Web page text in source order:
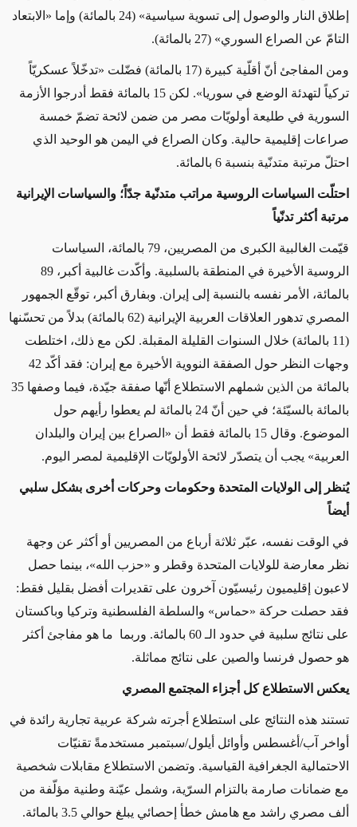
إطلاق النار والوصول إلى تسوية سياسية» (24 بالمائة) وإما «الابتعاد
التامّ عن الصراع السوري» (27 بالمائة).
ومن المفاجئ أنّ أقلّية كبيرة (17 بالمائة) فضّلت «تدخّلاً عسكريّاً
تركياً لتهدئة الوضع في سوريا». لكن 15 بالمائة فقط أدرجوا الأزمة
السورية في طليعة أولويّات مصر من ضمن لائحة تضمّ خمسة
صراعات إقليمية حالية. وكان الصراع في اليمن هو الوحيد الذي
احتلّ مرتبة متدنّية بنسبة 6 بالمائة.
احتلّت السياسات الروسية مراتب متدنّية جدّاً؛ والسياسات الإيرانية
مرتبة أكثر تدنّياً
قيّمت الغالبية الكبرى من المصريين، 79 بالمائة، السياسات
الروسية الأخيرة في المنطقة بالسلبية. وأكّدت غالبية أكبر، 89
بالمائة، الأمر نفسه بالنسبة إلى إيران. وبفارق أكبر، توقّع الجمهور
المصري تدهور العلاقات العربية الإيرانية (62 بالمائة) بدلاً من تحسّنها
(11 بالمائة) خلال السنوات القليلة المقبلة. لكن مع ذلك، اختلطت
وجهات النظر حول الصفقة النووية الأخيرة مع إيران: فقد أكّد 42
بالمائة من الذين شملهم الاستطلاع أنّها صفقة جيّدة، فيما وصفها 35
بالمائة بالسيّئة؛ في حين أنّ 24 بالمائة لم يعطوا رأيهم حول
الموضوع. وقال 15 بالمائة فقط أن «الصراع بين إيران والبلدان
العربية» يجب أن يتصدّر لائحة الأولويّات الإقليمية لمصر اليوم.
يُنظر إلى الولايات المتحدة وحكومات وحركات أخرى بشكل سلبي
أيضاً
في الوقت نفسه، عبّر ثلاثة أرباع من المصريين أو أكثر عن وجهة
نظر معارضة للولايات المتحدة وقطر و «حزب الله»، بينما حصل
لاعبون إقليميون رئيسيّون آخرون على تقديرات أفضل بقليل فقط:
فقد حصلت حركة «حماس» والسلطة الفلسطنية وتركيا وباكستان
على نتائج سلبية في حدود الـ 60 بالمائة. وربما ما هو مفاجئ أكثر
هو حصول فرنسا والصين على نتائج مماثلة.
يعكس الاستطلاع كل أجزاء المجتمع المصري
تستند هذه النتائج على استطلاع أجرته شركة عربية تجارية رائدة في
أواخر آب/أغسطس وأوائل أيلول/سبتمبر مستخدمةً تقنيّات
الاحتمالية الجغرافية القياسية. وتضمن الاستطلاع مقابلات شخصية
مع ضمانات صارمة بالتزام السرّية، وشمل عيّنة وطنية مؤلّفة من
ألف مصري راشد مع هامش خطأ إحصائي يبلغ حوالي 3.5 بالمائة.